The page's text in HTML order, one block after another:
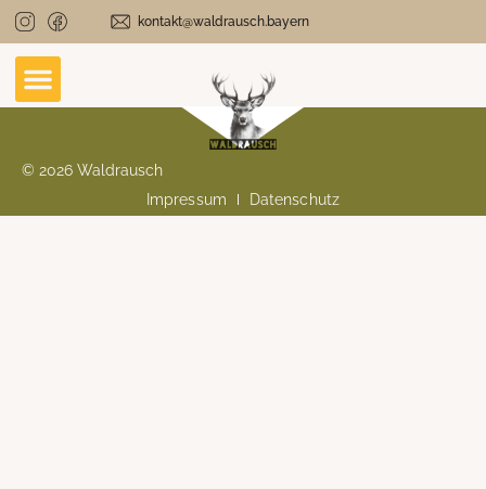
kontakt@waldrausch.bayern
© 2026 Waldrausch
Impressum
Datenschutz